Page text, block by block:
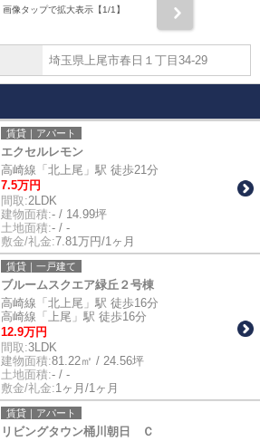
画像タップで拡大表示【1/1】
埼玉県上尾市春日１丁目34-29
賃貸｜アパート
エクセルレモン
高崎線「北上尾」駅 徒歩21分
7.5万円
間取:2LDK
建物面積:- / 14.99坪
土地面積:- / -
敷金/礼金:7.81万円/1ヶ月
賃貸｜一戸建て
ブルームスクエア緑丘２号棟
高崎線「北上尾」駅 徒歩16分
高崎線「上尾」駅 徒歩16分
12.9万円
間取:3LDK
建物面積:81.22㎡ / 24.56坪
土地面積:- / -
敷金/礼金:1ヶ月/1ヶ月
賃貸｜アパート
リビングタウン桶川朝日 Ｃ